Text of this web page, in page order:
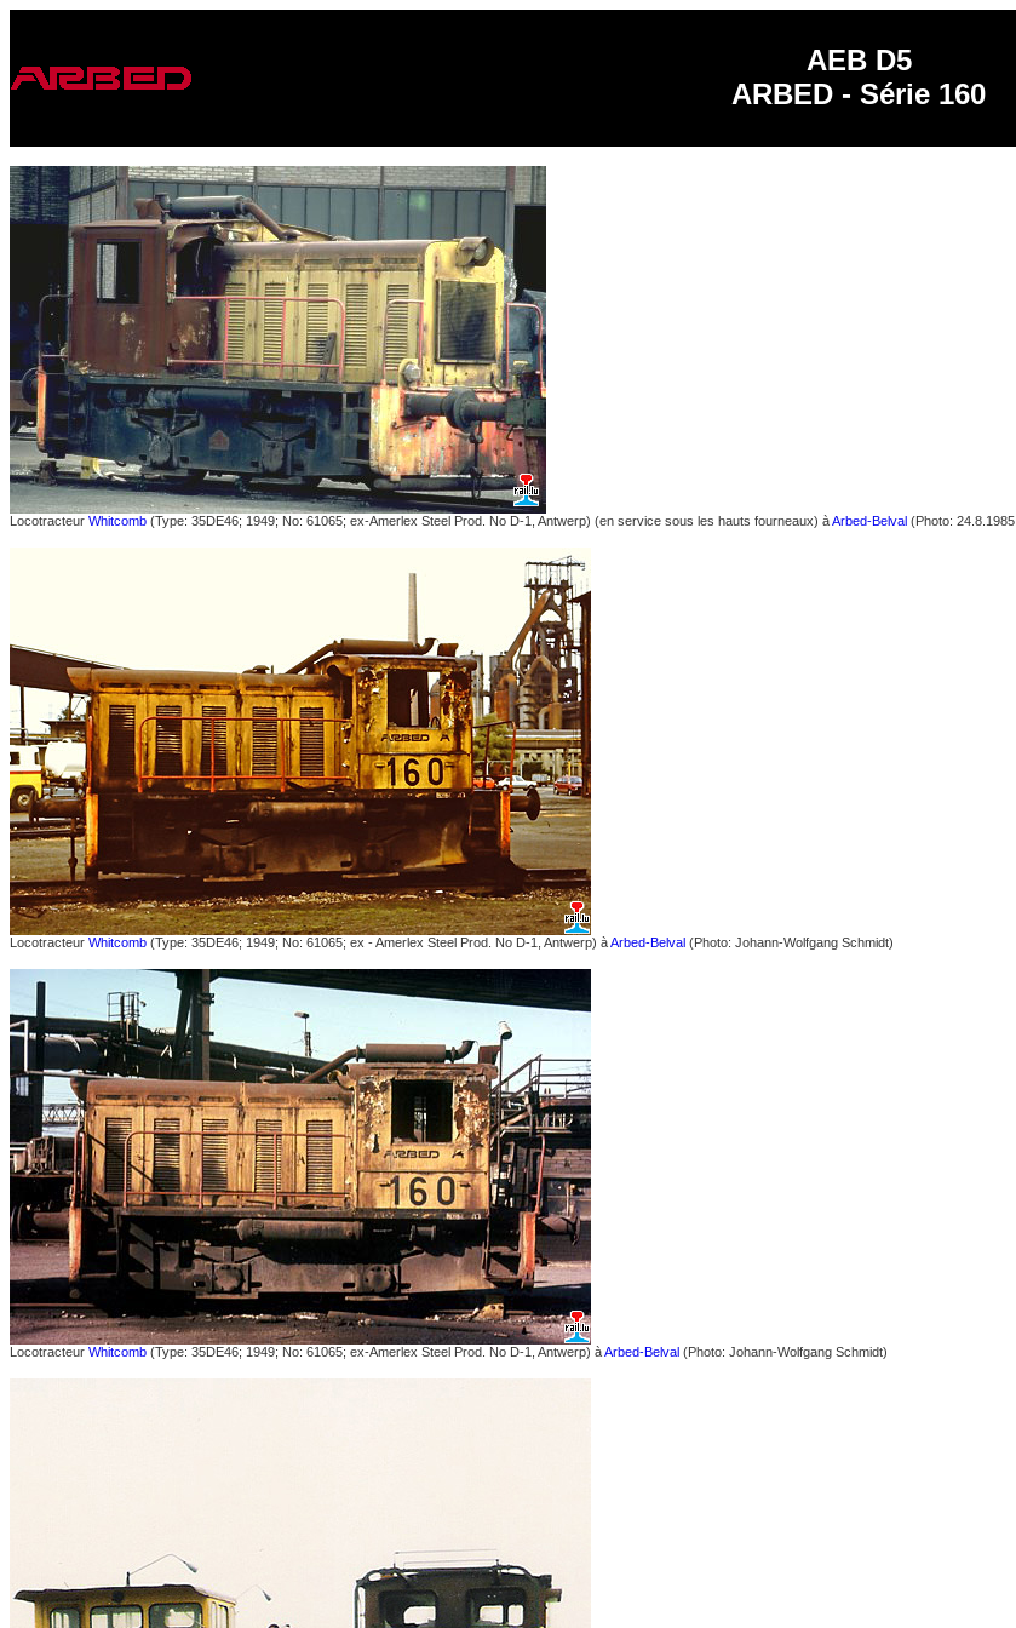
AEB D5
ARBED - Série 160
Locotracteur Whitcomb (Type: 35DE46; 1949; No: 61065; ex-Amerlex Steel Prod. No D-1, Antwerp) (en service sous les hauts fourneaux) àArbed-Belval (Photo: 24.8.1985
Locotracteur Whitcomb (Type: 35DE46; 1949; No: 61065; ex - Amerlex Steel Prod. No D-1, Antwerp) àArbed-Belval (Photo: Johann-Wolfgang Schmidt)
Locotracteur Whitcomb (Type: 35DE46; 1949; No: 61065; ex-Amerlex Steel Prod. No D-1, Antwerp) àArbed-Belval (Photo: Johann-Wolfgang Schmidt)